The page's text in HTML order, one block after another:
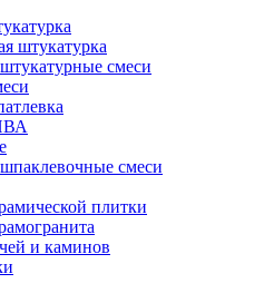
штукатурка
смеси
смеси
плитки
и каминов